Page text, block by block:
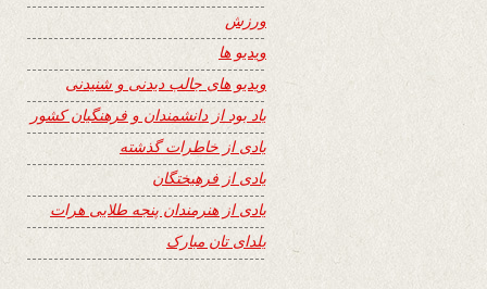
ورزش
ویدیو ها
ویدیو های جالب دیدنی و شنیدنی
یاد بود از دانشمندان و فرهنگیان کشور
یادی از خاطرات گذشته
یادی از فرهیختگان
یادی از هنرمندان پنجه طلایی هرات
یلدای تان مبارک